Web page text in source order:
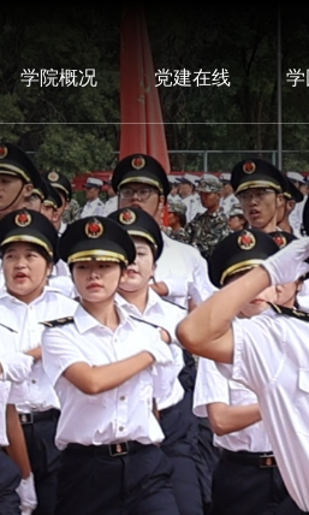
学院概况 党建在线